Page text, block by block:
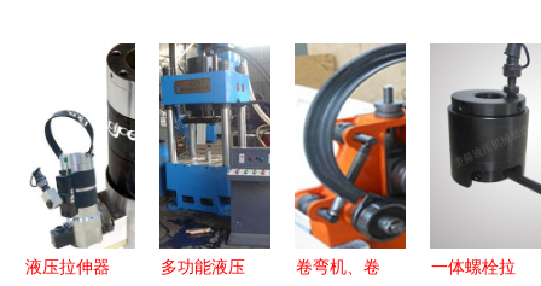
液压拉伸器
多功能液压
卷弯机、卷
一体螺栓拉